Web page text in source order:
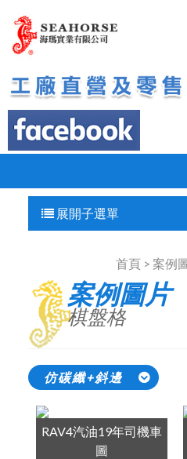
展開子選單
首頁 > 案例
案例圖片
棋盤格
仿碳纖+斜邊
RAV4汽油19年司機車
圖